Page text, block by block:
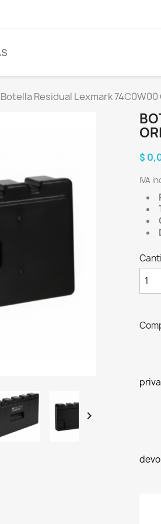
Botella Residual Lexmark 74C0W00

$
IVA